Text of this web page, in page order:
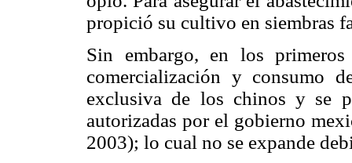
propició su cultivo en siembras
Sin embargo, en los
comercialización y consumo
exclusiva de los chinos y se
autorizadas por el gobierno
2003); lo cual no se expande